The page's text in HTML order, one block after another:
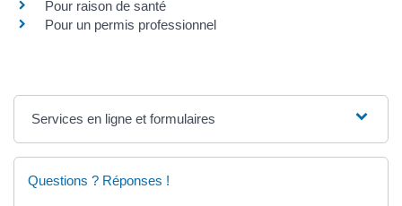
Pour raison de santé
Pour un permis professionnel
Services en ligne et formulaires
Questions ? Réponses !